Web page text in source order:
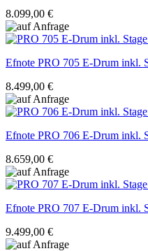
8.099,00 €
Efnote PRO 705 E-Drum inkl.
8.499,00 €
Efnote PRO 706 E-Drum inkl.
8.659,00 €
Efnote PRO 707 E-Drum inkl.
9.499,00 €